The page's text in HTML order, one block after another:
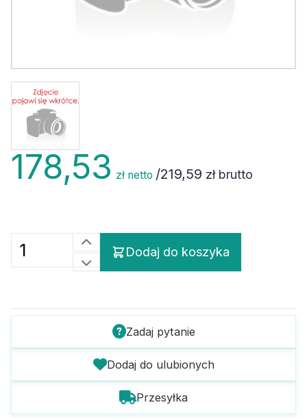
178,53 zł netto /219,59 zł brutto
Dodaj do koszyka
Zadaj pytanie
Dodaj do ulubionych
Przesyłka